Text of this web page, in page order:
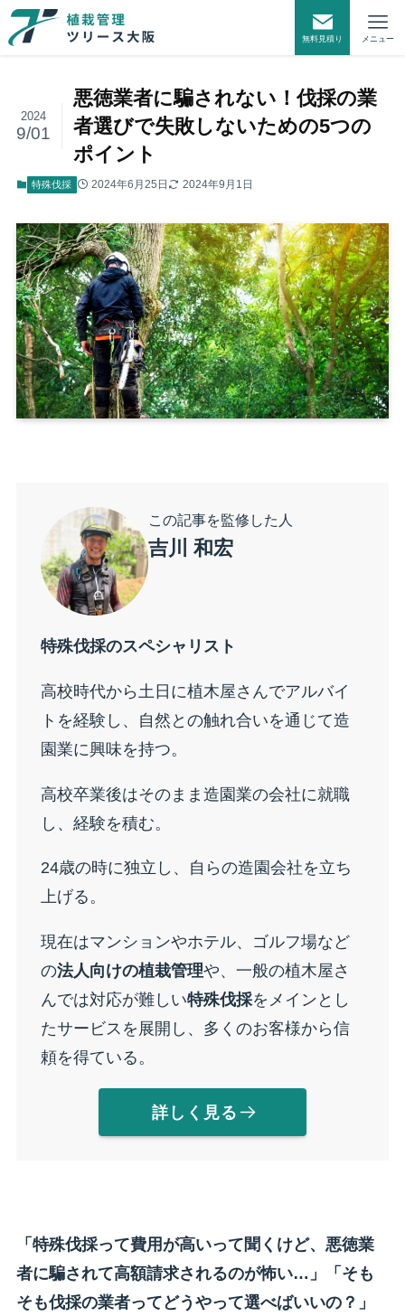
無料見積り メニュー
悪徳業者に騙されない！伐採の業
者選びで失敗しないための5つの
ポイント
2024
9/01
特殊伐採 2024年6月25日 2024年9月1日
この記事を監修した人
吉川 和宏
特殊伐採のスペシャリスト
高校時代から土日に植木屋さんでアルバイ
トを経験し、自然との触れ合いを通じて造
園業に興味を持つ。
高校卒業後はそのまま造園業の会社に就職
し、経験を積む。
24歳の時に独立し、自らの造園会社を立ち
上げる。
現在はマンションやホテル、ゴルフ場など
の法人向けの植栽管理や、一般の植木屋さ
んでは対応が難しい特殊伐採をメインとし
たサービスを展開し、多くのお客様から信
頼を得ている。
詳しく見る
「特殊伐採って費用が高いって聞くけど、悪徳業
者に騙されて高額請求されるのが怖い…」「そも
そも伐採の業者ってどうやって選べばいいの？」